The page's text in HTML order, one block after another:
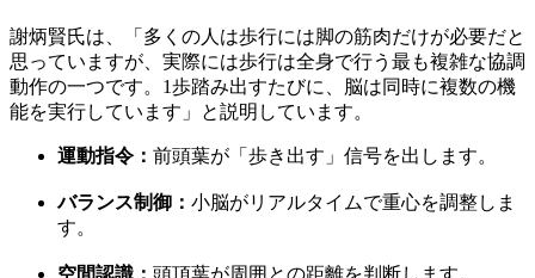
謝炳賢氏は、「多くの人は歩行には脚の筋肉だけが必要だと
思っていますが、実際には歩行は全身で行う最も複雑な協調
動作の一つです。1歩踏み出すたびに、脳は同時に複数の機
能を実行しています」と説明しています。
運動指令： 前頭葉が「歩き出す」信号を出します。
バランス制御： 小脳がリアルタイムで重心を調整しま
す。